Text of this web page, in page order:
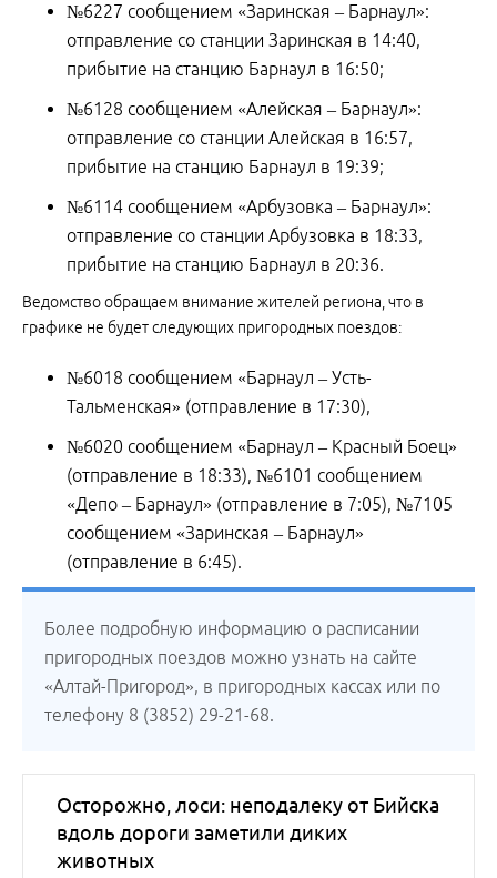
№6227 сообщением «Заринская – Барнаул»:
отправление со станции Заринская в 14:40,
прибытие на станцию Барнаул в 16:50;
№6128 сообщением «Алейская – Барнаул»:
отправление со станции Алейская в 16:57,
прибытие на станцию Барнаул в 19:39;
№6114 сообщением «Арбузовка – Барнаул»:
отправление со станции Арбузовка в 18:33,
прибытие на станцию Барнаул в 20:36.
Ведомство обращаем внимание жителей региона, что в
графике не будет следующих пригородных поездов:
№6018 сообщением «Барнаул – Усть-
Тальменская» (отправление в 17:30),
№6020 сообщением «Барнаул – Красный Боец»
(отправление в 18:33), №6101 сообщением
«Депо – Барнаул» (отправление в 7:05), №7105
сообщением «Заринская – Барнаул»
(отправление в 6:45).
Более подробную информацию о расписании
пригородных поездов можно узнать на сайте
«Алтай-Пригород», в пригородных кассах или по
телефону 8 (3852) 29-21-68.
Осторожно, лоси: неподалеку от Бийска
вдоль дороги заметили диких
животных